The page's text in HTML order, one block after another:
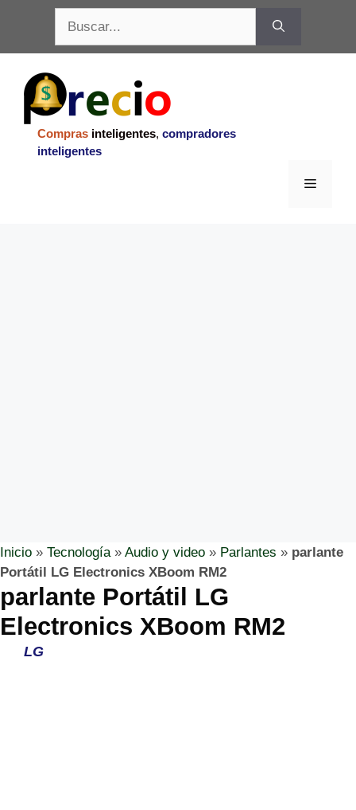
contenido
Compras inteligentes, compradores
inteligentes
Menu
Inicio » Tecnología» Audio y video » Parlantes » parlante
Portátil LG Electronics XBoom RM2
parlante Portátil LG
Electronics XBoom RM2
LG